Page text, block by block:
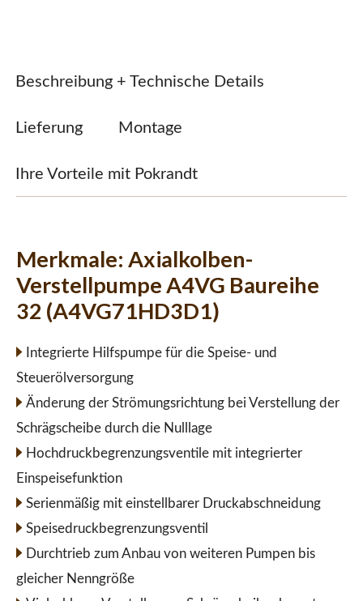
Beschreibung + Technische Details
Lieferung Montage
Ihre Vorteile mit Pokrandt
Merkmale: Axialkolben-
Verstellpumpe A4VG Baureihe
32 (A4VG71HD3D1)
Integrierte Hilfspumpe für die Speise- und
Steuerölversorgung
Änderung der Strömungsrichtung bei Verstellung der
Schrägscheibe durch die Nulllage
Hochdruckbegrenzungsventile mit integrierter
Einspeisefunktion
Serienmäßig mit einstellbarer Druckabschneidung
Speisedruckbegrenzungsventil
Durchtrieb zum Anbau von weiteren Pumpen bis
gleicher Nenngröße